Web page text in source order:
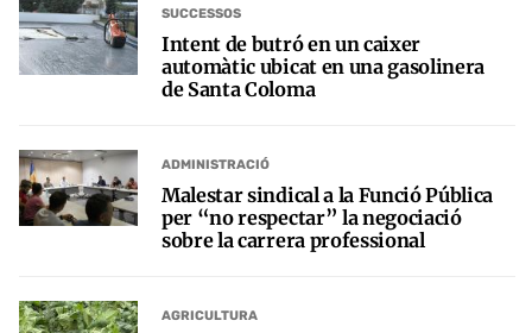
SUCCESSOS
Intent de butró en un caixer
automàtic ubicat en una gasolinera
de Santa Coloma
ADMINISTRACIÓ
Malestar sindical a la Funció Pública
per “no respectar” la negociació
sobre la carrera professional
AGRICULTURA